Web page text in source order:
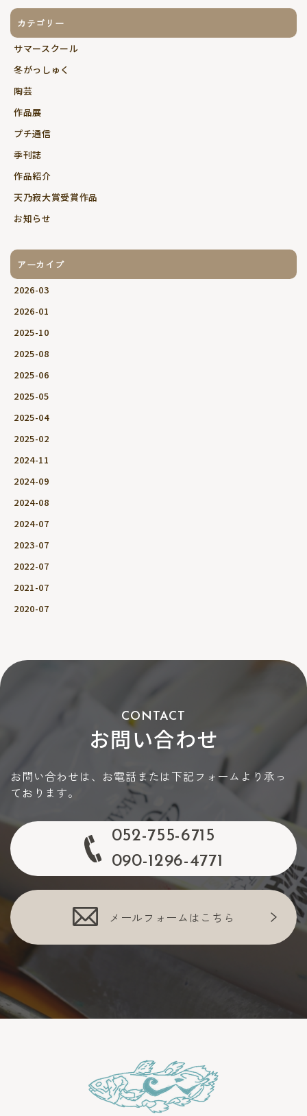
カテゴリー
サマースクール
冬がっしゅく
陶芸
作品展
プチ通信
季刊誌
作品紹介
天乃寂大賞受賞作品
お知らせ
アーカイブ
2026-03
2026-01
2025-10
2025-08
2025-06
2025-05
2025-04
2025-02
2024-11
2024-09
2024-08
2024-07
2023-07
2022-07
2021-07
2020-07
CONTACT
お問い合わせ
お問い合わせは、お電話または下記フォームより承っ
ております。
052-755-6715
090-1296-4771
メールフォームはこちら